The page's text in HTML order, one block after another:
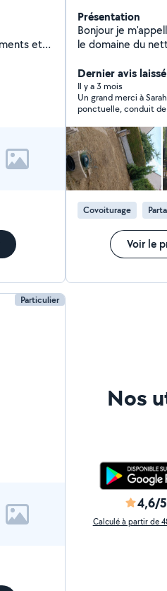
et
Présentation
Bonjour je
le domaine du
Dernier avis
Il y a 3 mois
Un grand merci à
ponctuelle, conduit
fille et en plein
aide. Je recommande
Covoiturage
Voir le
Particulier
Nos
4,6/5
Calculé à partir de